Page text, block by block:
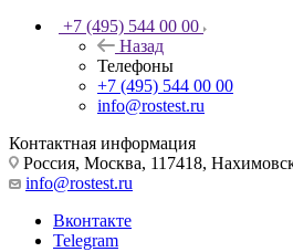
+7 (495) 544 00 00
Назад
Телефоны
+7 (495) 544 00 00
info@rostest.ru
Контактная информация
Россия, Москва, 117418,
info@rostest.ru
Вконтакте
Telegram